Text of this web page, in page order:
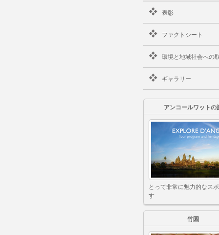
表彰
ファクトシート
環境と地域社会への
ギャラリー
アンコールワットの
とって非常に魅力的なス
す
竹園